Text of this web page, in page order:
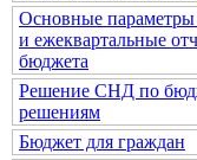
Основные
и ежеквартальные
бюджета
Решение СНД по
решениям
Бюджет для граждан